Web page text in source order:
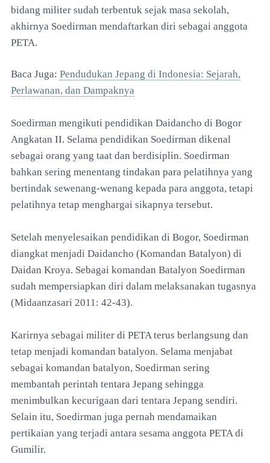
bidang militer sudah terbentuk sejak masa sekolah,
akhirnya Soedirman mendaftarkan diri sebagai anggota
PETA.
Baca Juga: Pendudukan Jepang di Indonesia: Sejarah,
Perlawanan, dan Dampaknya
Soedirman mengikuti pendidikan Daidancho di Bogor
Angkatan II. Selama pendidikan Soedirman dikenal
sebagai orang yang taat dan berdisiplin. Soedirman
bahkan sering menentang tindakan para pelatihnya yang
bertindak sewenang-wenang kepada para anggota, tetapi
pelatihnya tetap menghargai sikapnya tersebut.
Setelah menyelesaikan pendidikan di Bogor, Soedirman
diangkat menjadi Daidancho (Komandan Batalyon) di
Daidan Kroya. Sebagai komandan Batalyon Soedirman
sudah mempersiapkan diri dalam melaksanakan tugasnya
(Midaanzasari 2011: 42-43).
Karirnya sebagai militer di PETA terus berlangsung dan
tetap menjadi komandan batalyon. Selama menjabat
sebagai komandan batalyon, Soedirman sering
membantah perintah tentara Jepang sehingga
menimbulkan kecurigaan dari tentara Jepang sendiri.
Selain itu, Soedirman juga pernah mendamaikan
pertikaian yang terjadi antara sesama anggota PETA di
Gumilir.